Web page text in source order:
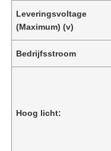
Leveringsvoltage
(Maximum) (v)
Bedrijfsstroom
Hoog licht: